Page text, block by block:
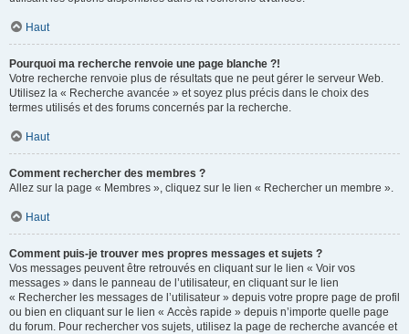
Haut
Pourquoi ma recherche renvoie une page blanche ?!
Votre recherche renvoie plus de résultats que ne peut gérer le serveur Web.
Utilisez la « Recherche avancée » et soyez plus précis dans le choix des
termes utilisés et des forums concernés par la recherche.
Haut
Comment rechercher des membres ?
Allez sur la page « Membres », cliquez sur le lien « Rechercher un membre ».
Haut
Comment puis-je trouver mes propres messages et sujets ?
Vos messages peuvent être retrouvés en cliquant sur le lien « Voir vos
messages » dans le panneau de l’utilisateur, en cliquant sur le lien
« Rechercher les messages de l’utilisateur » depuis votre propre page de profil
ou bien en cliquant sur le lien « Accès rapide » depuis n’importe quelle page
du forum. Pour rechercher vos sujets, utilisez la page de recherche avancée et